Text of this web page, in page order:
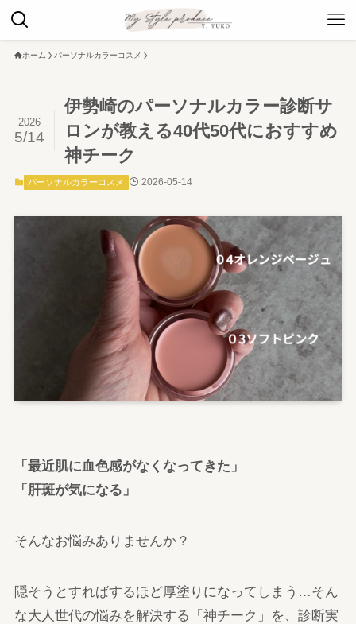
ホーム パーソナルカラーコスメ
伊勢崎のパーソナルカラー診断サ
ロンが教える40代50代におすすめ
神チーク
2026
5/14
パーソナルカラーコスメ 2026-05-14
「最近肌に血色感がなくなってきた」
「肝斑が気になる」
そんなお悩みありませんか？
隠そうとすればするほど厚塗りになってしまう…そん
な大人世代の悩みを解決する「神チーク」を、診断実